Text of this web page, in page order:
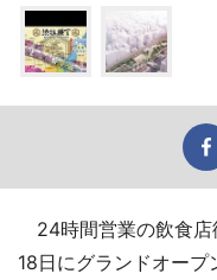
24時間営業の飲食店
18日にグランドオープ